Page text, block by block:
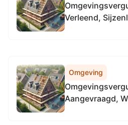
Verleend,
Omgeving
Aangevraagd,